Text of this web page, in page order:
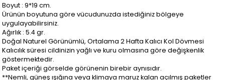
Boyut : 9*19 cm.
Ürünün boyutuna göre vücudunuzda istediğiniz bölgeye
uygulayabilirsiniz.
Ağırlık : 5.4 gr.
Doğal Naturel Görünümlü, Ortalama 2 Hafta Kalıcı Kol Dövmesi
Kalıcılık süresi cildinizin yağlı ve kuru olmasına göre değişkenlik
göstermektedir.
Paket içeriği görselde görünenin birebir aynısıdır.
**Nemli, güneş ışığına veya klimaya maruz kalan açılmış paketler